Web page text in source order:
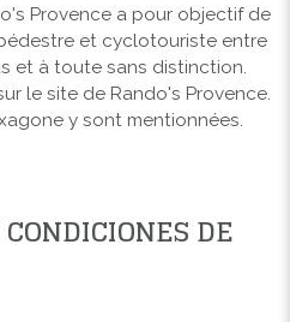
Provence a pour objectif de
et cyclotouriste entre
et à toute sans distinction.
le site de Rando's Provence.
y sont mentionnées.
DE